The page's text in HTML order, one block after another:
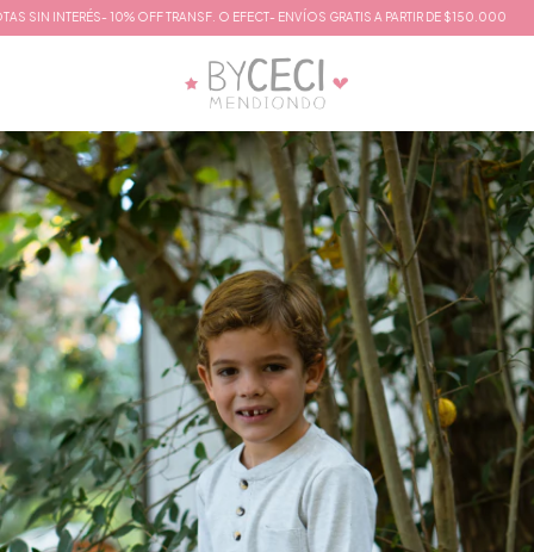
INTERÉS- 10% OFF TRANSF. O EFECT- ENVÍOS GRATIS A PARTIR DE $150.000 3